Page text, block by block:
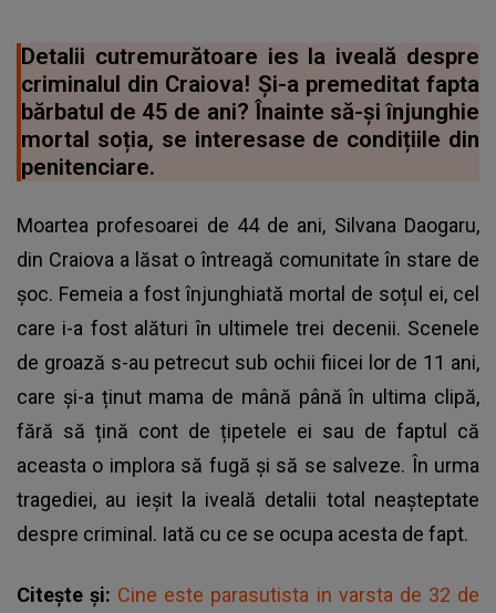
Detalii cutremurătoare ies la iveală despre
criminalul din Craiova! Și-a premeditat fapta
bărbatul de 45 de ani? Înainte să-și înjunghie
mortal soția, se interesase de condițiile din
penitenciare.
Moartea profesoarei de 44 de ani, Silvana Daogaru,
din Craiova a lăsat o întreagă comunitate în stare de
șoc. Femeia a fost înjunghiată mortal de soțul ei, cel
care i-a fost alături în ultimele trei decenii. Scenele
de groază s-au petrecut sub ochii fiicei lor de 11 ani,
care și-a ținut mama de mână până în ultima clipă,
fără să țină cont de țipetele ei sau de faptul că
aceasta o implora să fugă și să se salveze. În urma
tragediei, au ieșit la iveală detalii total neașteptate
despre criminal. Iată cu ce se ocupa acesta de fapt.
Citește și: Cine este parasutista in varsta de 32 de